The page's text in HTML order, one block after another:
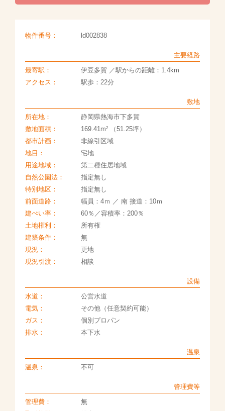
物件番号： ld002838
主要経路
最寄駅：
伊豆多賀 ／駅からの距離：1.4km
アクセス：
駅歩：22分
敷地
所在地：
静岡県熱海市下多賀
敷地面積：
169.41m2（51.25坪）
都市計画：
非線引区域
地目：
宅地
用途地域：
第二種住居地域
自然公園法：
指定無し
特別地区：
指定無し
前面道路：
幅員：4ｍ ／ 南 接道：10ｍ
建ぺい率：
60％／容積率：200％
土地権利：
所有権
建築条件：
無
現況：
更地
現況引渡：
相談
設備
水道：
公営水道
電気：
その他（任意契約可能）
ガス：
個別プロパン
排水：
本下水
温泉
温泉：
不可
管理費等
管理費：
無